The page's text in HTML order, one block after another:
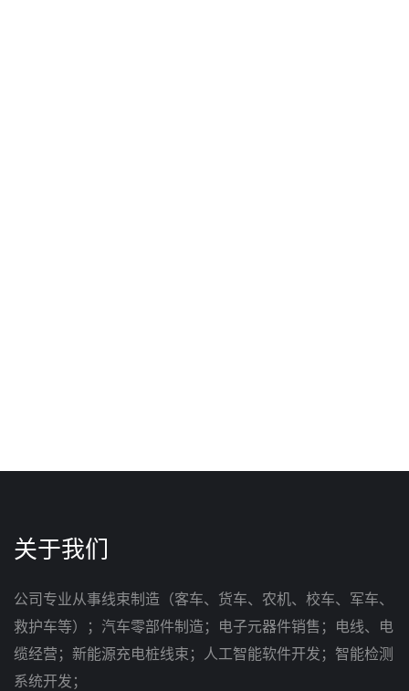
关于我们
公司专业从事线束制造（客车、货车、农机、校车、军车、
救护车等）；汽车零部件制造；电子元器件销售；电线、电
缆经营；新能源充电桩线束；人工智能软件开发；智能检测
系统开发；